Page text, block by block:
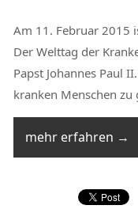
Am 11. Februar 2015
Der Welttag der
Papst Johannes Paul
kranken Menschen zu
mehr erfahren →